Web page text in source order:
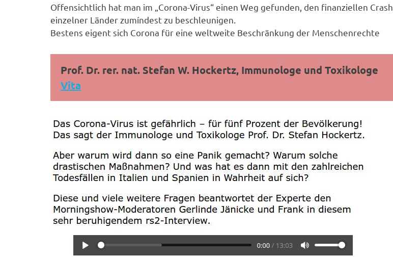
Offensichtlich hat man im „Corona-Virus“ einen Weg gefunden, den finanziellen Crash
einzelner Länder zumíndest zu beschleunigen.
Bestens eigent sich Corona für eine weltweite Beschränkung der Menschenrechte
Prof. Dr. rer. nat. Stefan W. Hockertz, Immunologe und Toxikologe
Vita